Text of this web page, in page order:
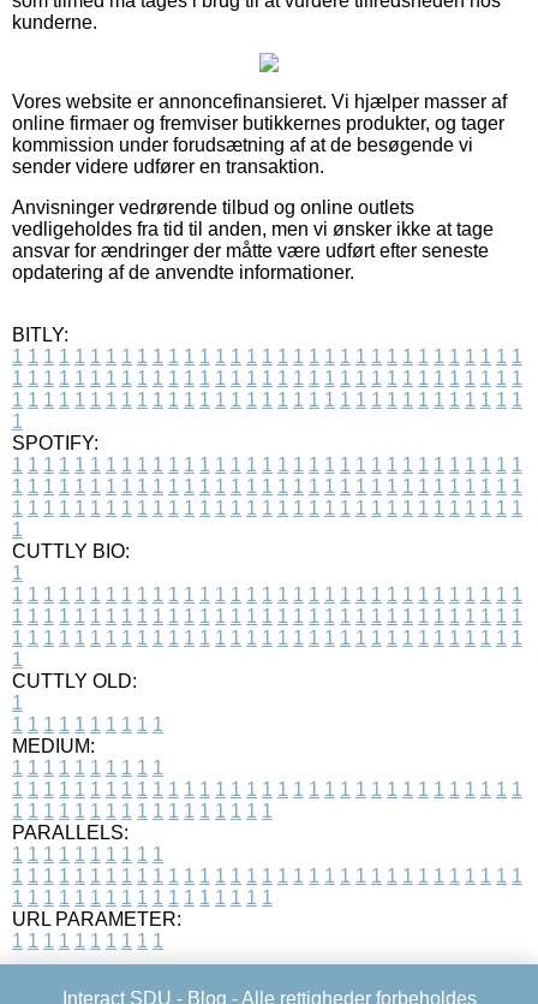
kunderne.
Vores website er annoncefinansieret. Vi hjælper masser af
online firmaer og fremviser butikkernes produkter, og tager
kommission under forudsætning af at de besøgende vi
sender videre udfører en transaktion.
Anvisninger vedrørende tilbud og online outlets
vedligeholdes fra tid til anden, men vi ønsker ikke at tage
ansvar for ændringer der måtte være udført efter seneste
opdatering af de anvendte informationer.
BITLY:
1 1 1 1 1 1 1 1 1 1 1 1 1 1 1 1 1 1 1 1 1 1 1 1 1 1 1 1 1 1 1 1 1
1 1 1 1 1 1 1 1 1 1 1 1 1 1 1 1 1 1 1 1 1 1 1 1 1 1 1 1 1 1 1 1 1
1 1 1 1 1 1 1 1 1 1 1 1 1 1 1 1 1 1 1 1 1 1 1 1 1 1 1 1 1 1 1 1 1
1
SPOTIFY:
1 1 1 1 1 1 1 1 1 1 1 1 1 1 1 1 1 1 1 1 1 1 1 1 1 1 1 1 1 1 1 1 1
1 1 1 1 1 1 1 1 1 1 1 1 1 1 1 1 1 1 1 1 1 1 1 1 1 1 1 1 1 1 1 1 1
1 1 1 1 1 1 1 1 1 1 1 1 1 1 1 1 1 1 1 1 1 1 1 1 1 1 1 1 1 1 1 1 1
1
CUTTLY BIO:
1
1 1 1 1 1 1 1 1 1 1 1 1 1 1 1 1 1 1 1 1 1 1 1 1 1 1 1 1 1 1 1 1 1
1 1 1 1 1 1 1 1 1 1 1 1 1 1 1 1 1 1 1 1 1 1 1 1 1 1 1 1 1 1 1 1 1
1 1 1 1 1 1 1 1 1 1 1 1 1 1 1 1 1 1 1 1 1 1 1 1 1 1 1 1 1 1 1 1 1
1
CUTTLY OLD:
1
1 1 1 1 1 1 1 1 1 1
MEDIUM:
1 1 1 1 1 1 1 1 1 1
1 1 1 1 1 1 1 1 1 1 1 1 1 1 1 1 1 1 1 1 1 1 1 1 1 1 1 1 1 1 1 1 1
1 1 1 1 1 1 1 1 1 1 1 1 1 1 1 1 1
PARALLELS:
1 1 1 1 1 1 1 1 1 1
1 1 1 1 1 1 1 1 1 1 1 1 1 1 1 1 1 1 1 1 1 1 1 1 1 1 1 1 1 1 1 1 1
1 1 1 1 1 1 1 1 1 1 1 1 1 1 1 1 1
URL PARAMETER:
1 1 1 1 1 1 1 1 1 1
Interact SDU - Blog - Alle rettigheder forbeholdes